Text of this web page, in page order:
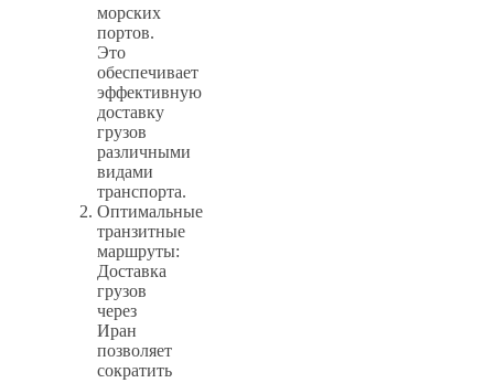
морских
портов.
Это
обеспечивает
эффективную
доставку
грузов
различными
видами
транспорта.
Оптимальные
транзитные
маршруты:
Доставка
грузов
через
Иран
позволяет
сократить